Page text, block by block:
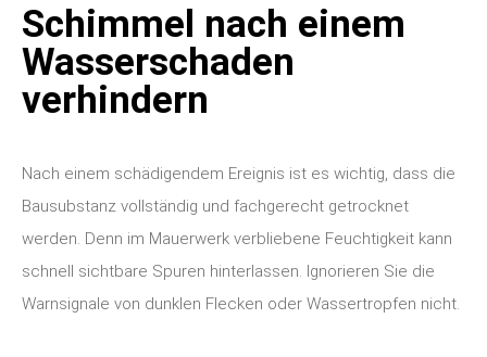
Schimmel nach einem
Wasserschaden
verhindern
Nach einem schädigendem Ereignis ist es wichtig, dass die
Bausubstanz vollständig und fachgerecht getrocknet
werden. Denn im Mauerwerk verbliebene Feuchtigkeit kann
schnell sichtbare Spuren hinterlassen. Ignorieren Sie die
Warnsignale von dunklen Flecken oder Wassertropfen nicht.